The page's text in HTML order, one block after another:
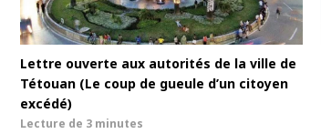
Lettre ouverte aux autorités de la ville de
Tétouan (Le coup de gueule d’un citoyen
excédé)
Lecture de 3 minutes